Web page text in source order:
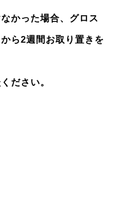
かった場合、 グロス
ら2週間お取り置きを
ださい。